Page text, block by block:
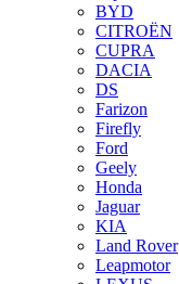
BYD
CITROËN
CUPRA
DACIA
DS
Farizon
Firefly
Ford
Geely
Honda
Jaguar
KIA
Land Rover
Leapmotor